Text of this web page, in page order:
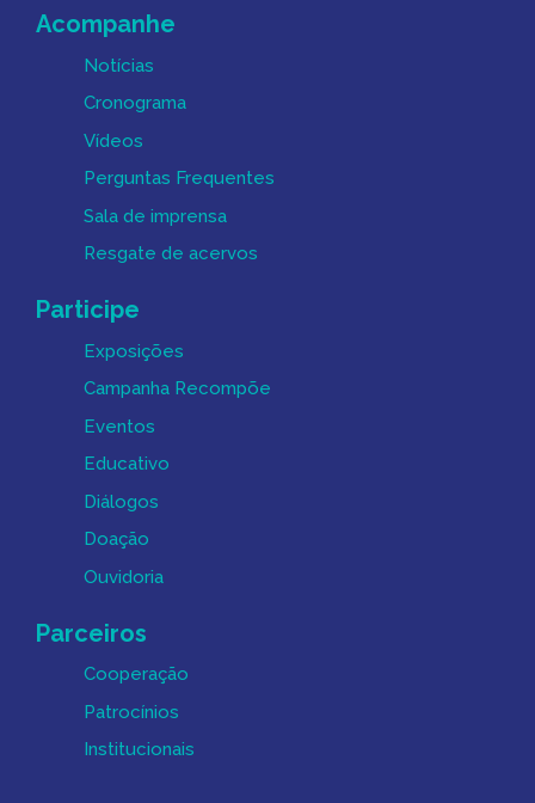
Acompanhe
Notícias
Cronograma
Vídeos
Perguntas Frequentes
Sala de imprensa
Resgate de acervos
Participe
Exposições
Campanha Recompõe
Eventos
Educativo
Diálogos
Doação
Ouvidoria
Parceiros
Cooperação
Patrocínios
Institucionais